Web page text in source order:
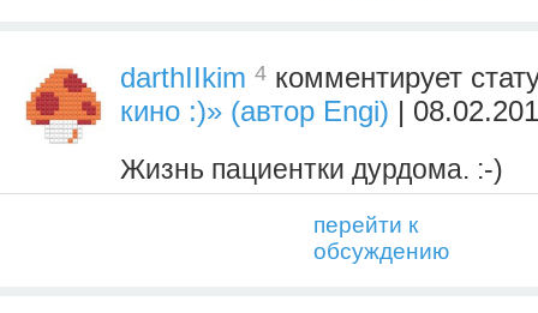
darthIIkim 4 комментирует
кино :)» (автор Engi) |
Жизнь пациентки дурдома. :-)
перейти к
обсуждению